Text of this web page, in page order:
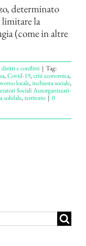
determinato
limitare la
(come in altre
diritti e conflitti | Tag:
,Covid-19,crisi economica,
locale,inchiesta sociale,
Sociali Autorganizzati-
solidale,territorio | 0